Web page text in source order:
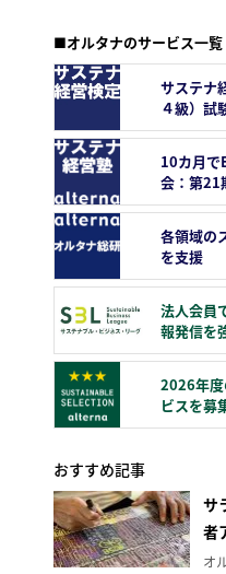
■オルタナのサービス一覧
サステナ
４級）試
10カ月で
会：第21
各領域の
を支援
法人会員
報発信を
2026年度
ビスを募
おすすめ記事
サ
者
オ